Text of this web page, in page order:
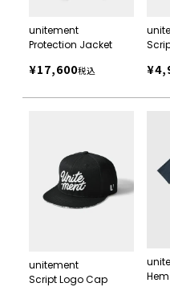
unitement
Protection Jacket
¥17,600税込 ¥
unitement
Script Logo Cap